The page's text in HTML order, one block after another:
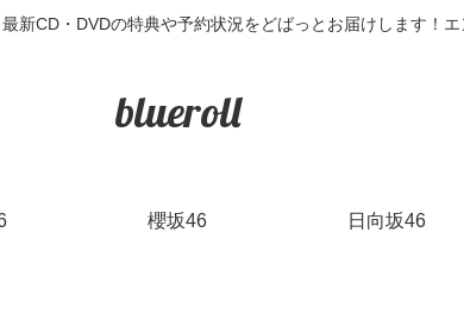
新CD・DVDの特典や予約状況をどばっとお届けします！エ
blueroll
櫻坂46 日向坂46